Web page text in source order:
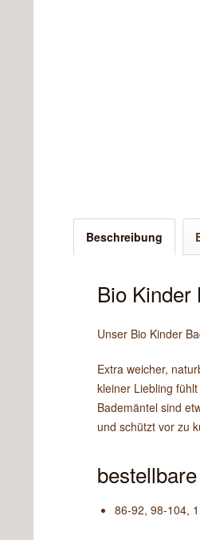
Beschreibung
Bio Kinder
Unser Bio Kinder
Extra weicher,
kleiner Liebling
Bademäntel sind
und schützt vor zu
86-92, 98-104,